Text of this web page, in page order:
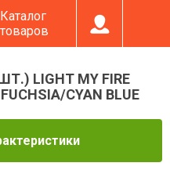
Каталог
товаров
LIGHT MY FIRE
CYAN BLUE